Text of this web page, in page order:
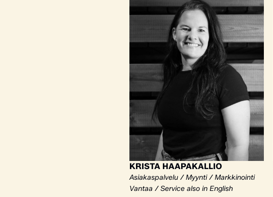
KRISTA HAAPAKALLIO
Asiakaspalvelu / Myynti / Markkinointi
Vantaa / Service also in English